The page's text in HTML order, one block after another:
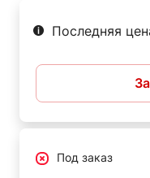
RCS3840T 5133002387;
Последняя
Под заказ